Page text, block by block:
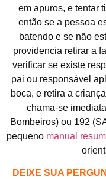
em apuros, e tentar
então se a pessoa
batendo e se não
providencia retirar a
verificar se existe
pai ou responsável
boca, e retira a
chama-se
Bombeiros) ou 192
pequeno manual
DEIXE SUA